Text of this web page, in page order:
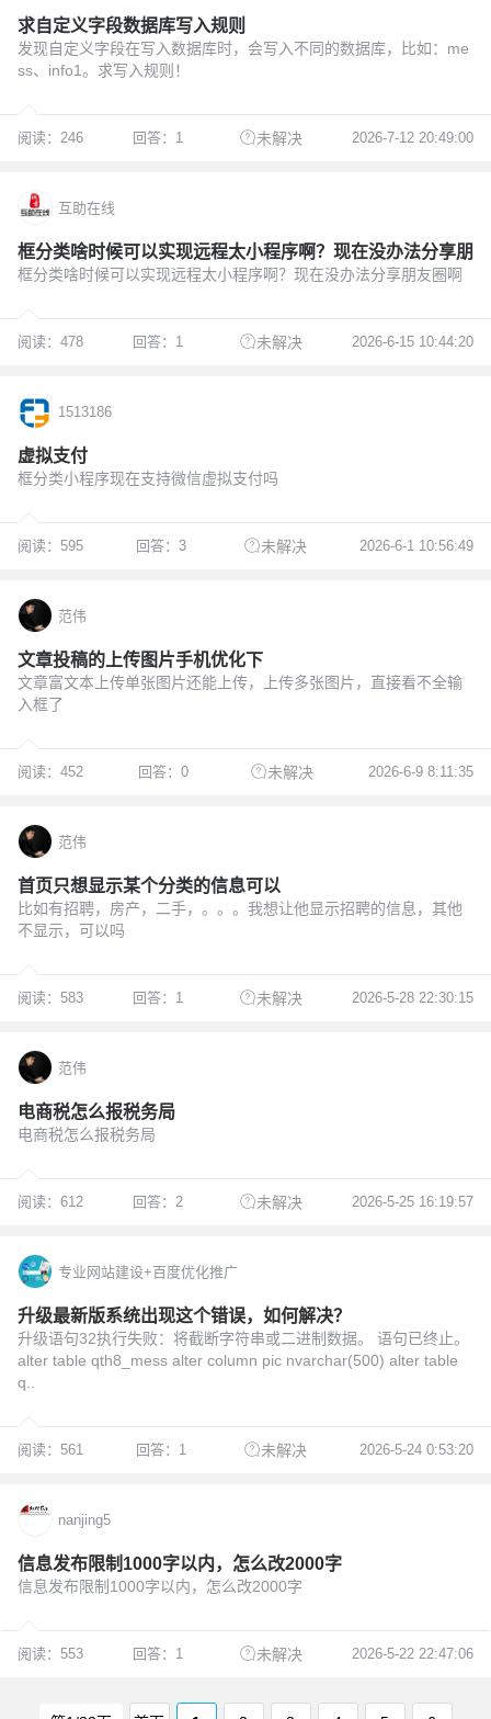
求自定义字段数据库写入规则
发现自定义字段在写入数据库时，会写入不同的数据库，比如：me
ss、info1。求写入规则！
阅读：246 回答：1 未解决 2026-7-12 20:49:00
互助在线
框分类啥时候可以实现远程太小程序啊？现在没办法分享朋
框分类啥时候可以实现远程太小程序啊？现在没办法分享朋友圈啊
阅读：478 回答：1 未解决 2026-6-15 10:44:20
1513186
虚拟支付
框分类小程序现在支持微信虚拟支付吗
阅读：595 回答：3 未解决 2026-6-1 10:56:49
范伟
文章投稿的上传图片手机优化下
文章富文本上传单张图片还能上传，上传多张图片，直接看不全输
入框了
阅读：452 回答：0 未解决 2026-6-9 8:11:35
范伟
首页只想显示某个分类的信息可以
比如有招聘，房产，二手，。。。我想让他显示招聘的信息，其他
不显示，可以吗
阅读：583 回答：1 未解决 2026-5-28 22:30:15
范伟
电商税怎么报税务局
电商税怎么报税务局
阅读：612 回答：2 未解决 2026-5-25 16:19:57
专业网站建设+百度优化推广
升级最新版系统出现这个错误，如何解决？
升级语句32执行失败：将截断字符串或二进制数据。 语句已终止。
alter table qth8_mess alter column pic nvarchar(500) alter table
q..
阅读：561 回答：1 未解决 2026-5-24 0:53:20
nanjing5
信息发布限制1000字以内，怎么改2000字
信息发布限制1000字以内，怎么改2000字
阅读：553 回答：1 未解决 2026-5-22 22:47:06